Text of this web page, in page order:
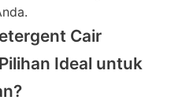
Cair
Ideal untuk